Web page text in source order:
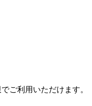
ご利用いただけます。